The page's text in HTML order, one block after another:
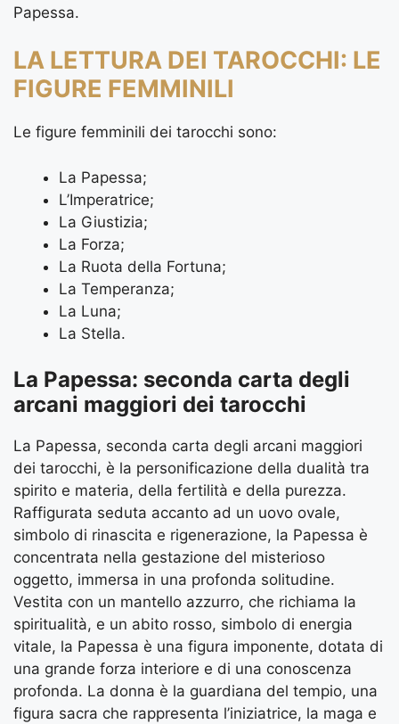
Papessa.
LA LETTURA DEI TAROCCHI: LE
FIGURE FEMMINILI
Le figure femminili dei tarocchi sono:
La Papessa;
L’Imperatrice;
La Giustizia;
La Forza;
La Ruota della Fortuna;
La Temperanza;
La Luna;
La Stella.
La Papessa: seconda carta degli
arcani maggiori dei tarocchi
La Papessa, seconda carta degli arcani maggiori
dei tarocchi, è la personificazione della dualità tra
spirito e materia, della fertilità e della purezza.
Raffigurata seduta accanto ad un uovo ovale,
simbolo di rinascita e rigenerazione, la Papessa è
concentrata nella gestazione del misterioso
oggetto, immersa in una profonda solitudine.
Vestita con un mantello azzurro, che richiama la
spiritualità, e un abito rosso, simbolo di energia
vitale, la Papessa è una figura imponente, dotata di
una grande forza interiore e di una conoscenza
profonda. La donna è la guardiana del tempio, una
figura sacra che rappresenta l’iniziatrice, la maga e